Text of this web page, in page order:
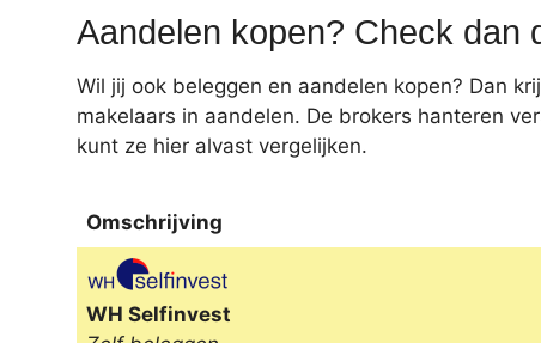
Aandelen kopen? Check dan
Wil jij ook beleggen en aandelen kopen? Dan
makelaars in aandelen. De brokers hanteren
kunt ze hier alvast vergelijken.
Omschrijving
Omschrijving
WH Selfinvest